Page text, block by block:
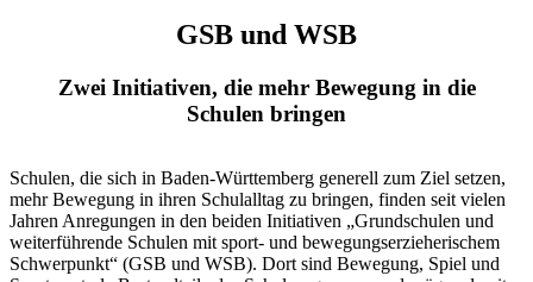
GSB und WSB
Zwei Initiativen, die mehr Bewegung in die
Schulen bringen
Schulen, die sich in Baden-Württemberg generell zum Ziel setzen,
mehr Bewegung in ihren Schulalltag zu bringen, finden seit vielen
Jahren Anregungen in den beiden Initiativen „Grundschulen und
weiterführende Schulen mit sport- und bewegungserzieherischem
Schwerpunkt“ (GSB und WSB). Dort sind Bewegung, Spiel und